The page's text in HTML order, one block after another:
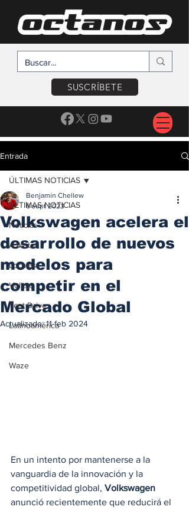
SUSCRÍBETE
Entrada
ÚLTIMAS NOTICIAS
Noticias
A Motor
Locales
Voltaje
Test Drive
Latinoamérica
Mercedes Benz
Waze
ÚLTIMAS NOTICIAS
Volkswagen acelera el
desarrollo de nuevos
modelos para
competir en el
Mercado Global
Benjamín Chellew
6 sept 2023
Actualizado:11 feb 2024
En un intento por mantenerse a la
vanguardia de la innovación y la
competitividad global, Volkswagen
anunció recientemente que reducirá el